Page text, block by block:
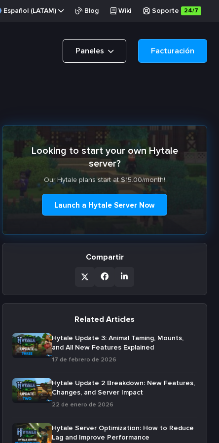
Español (LATAM) Blog Wiki Soporte 24/7
Paneles Facturación
Looking to start your own Hytale
server?
Our Hytale plans start at $15.00/month!
Launch a Hytale Server Now
Compartir
Related Articles
Hytale Update 3: Animal Taming, Mounts,
and All New Features Explained
17 de febrero de 2026
Hytale Update 2 Breakdown: New Features,
Changes, and Server Impact
22 de enero de 2026
Hytale Server Optimization: How to Reduce
Lag and Improve Performance